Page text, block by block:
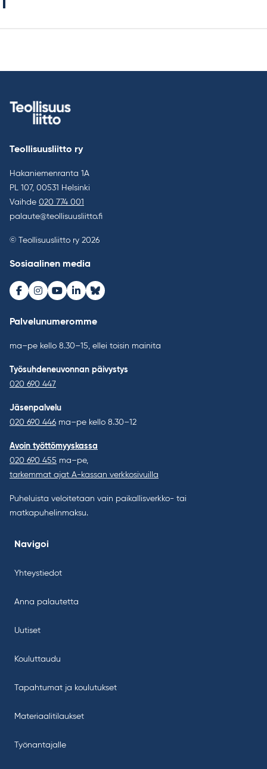
Teollisuusliitto ry
Hakaniemenranta 1A
PL 107, 00531 Helsinki
Vaihde 020 774 001
palaute@teollisuusliitto.fi
© Teollisuusliitto ry 2026
Sosiaalinen media
Facebook
Instagram
Youtube
LinkedInBluesky
Palvelunumeromme
ma–pe kello 8.30–15, ellei toisin mainita
Työsuhdeneuvonnan päivystys
020 690 447
Jäsenpalvelu
020 690 446 ma–pe kello 8.30–12
Avoin työttömyyskassa
020 690 455 ma–pe,
tarkemmat ajat A-kassan verkkosivuilla
Puheluista veloitetaan vain paikallisverkko- tai
matkapuhelinmaksu.
Navigoi
Yhteystiedot
Anna palautetta
Uutiset
Kouluttaudu
Tapahtumat ja koulutukset
Materiaalitilaukset
Työnantajalle